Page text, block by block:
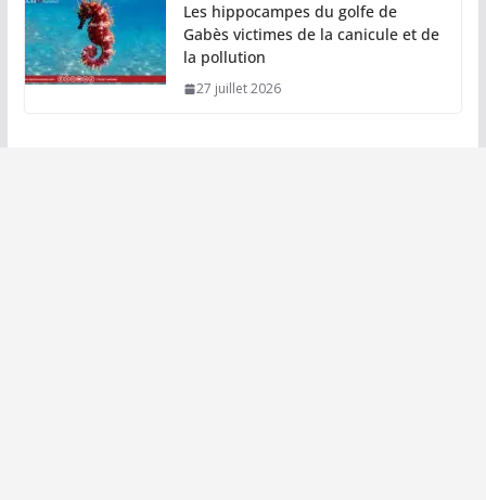
Les hippocampes du golfe de
Gabès victimes de la canicule et de
la pollution
27 juillet 2026